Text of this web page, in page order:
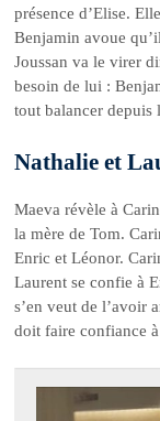
présence d’Elise.
Benjamin avoue
Joussan va le virer
besoin de lui :
tout balancer depuis
Nathalie et
Maeva révèle à
la mère de Tom.
Enric et Léonor.
Laurent se confie à
s’en veut de l’avoir
doit faire confiance